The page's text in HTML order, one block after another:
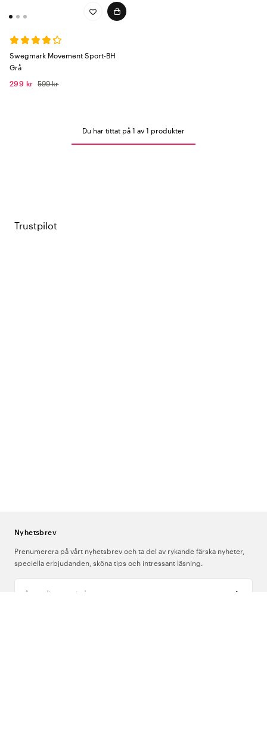
Swegmark Movement Sport-BH
Grå
299 kr
599 kr
Du har tittat på 1 av 1 produkter
Trustpilot
Nyhetsbrev
Prenumerera på vårt nyhetsbrev och ta del av rykande färska nyheter,
speciella erbjudanden, sköna tips och intressant läsning.